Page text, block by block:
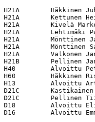
H21A        Häkkinen
H21A        Kettunen
H21A        Kivelä
H21A        Lehtimäki
H21A        Mönttinen
H21A        Mönttinen
H21A        Valkonen
H21B        Pellinen
H40         Alvoittu
H60         Häkkinen
H13         Alvoittu
D21C
D21C        Pellinen
D18         Alvoittu